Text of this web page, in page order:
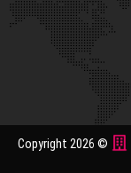
Copyright 2026 ©